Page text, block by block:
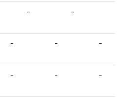
- -
- - -
- - -